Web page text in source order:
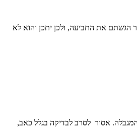
הגשתם את התביעה, ולכן יתכן והוא לא
אסור לסרב לבדיקה בגלל כאב,